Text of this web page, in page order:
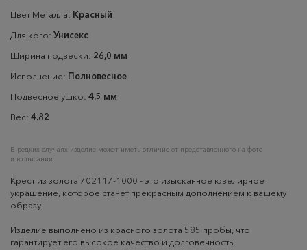
Цвет Металла: Красный
Для кого: Унисекс
Ширина подвески: 26,0 мм
Исполнение: Полновесное
Подвесное ушко: 4.5 мм
Вес: 4.82
В редких случаях изделие может иметь отличие от представленного на фото
и в описании
Крест из золота 702117-1000 - это изысканное ювелирное
украшение, которое станет прекрасным дополнением к вашему
образу.
Изделие выполнено из красного золота 585 пробы, что
гарантирует его высокое качество и долговечность.